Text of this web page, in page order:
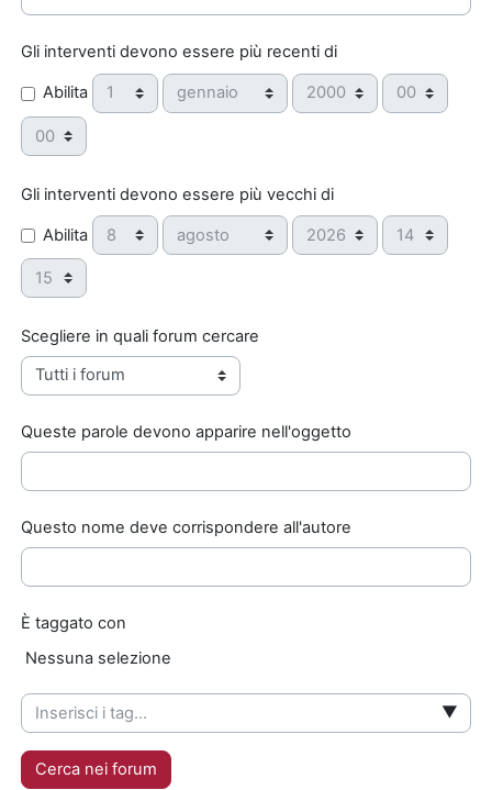
Gli interventi devono essere più recenti di
Abilita Giorno Mese Anno Ora
Minuto
Gli interventi devono essere più vecchi di
Abilita Giorno Mese Anno Ora
Minuto
Scegliere in quali forum cercare
Queste parole devono apparire nell'oggetto
Questo nome deve corrispondere all'autore
È taggato con
Elementi selezionati:
Nessuna selezione
▼
Cerca nei forum